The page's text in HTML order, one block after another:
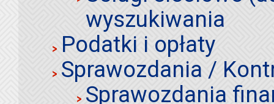
wyszukiwania
Podatki i opłaty
Sprawozdania /
Sprawozdania